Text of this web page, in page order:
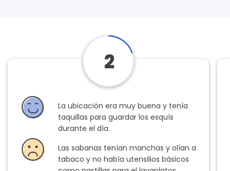
2
La ubicación era muy buena y tenía
taquillas para guardar los esquís
durante el día.
Las sabanas tenían manchas y olían a
tabaco y no había utensilios básicos